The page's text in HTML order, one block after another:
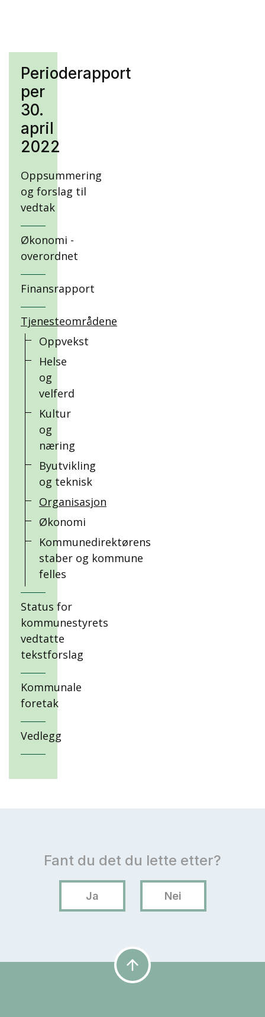
Perioderapport
per
30.
april
2022
Oppsummering
og forslag til
vedtak
Økonomi -
overordnet
Finansrapport
Tjenesteområdene
Oppvekst
Helse
og
velferd
Kultur
og
næring
Byutvikling
og teknisk
Organisasjon
Økonomi
Kommunedirektørens
staber og kommune
felles
Status for
kommunestyrets
vedtatte
tekstforslag
Kommunale
foretak
Vedlegg
arrow_upward